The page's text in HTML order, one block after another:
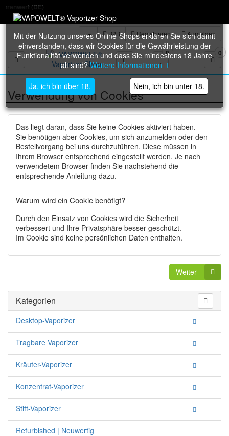
B2B Registrieren Anmelden
Toggle navigation
0 0
Mit der Nutzung unseres Online-Shops erklären Sie sich damit
einverstanden, dass wir Cookies für die Gewährleistung der
Funktionalität verwenden und dass Sie mindestens 18 Jahre
alt sind?Weitere Informationen
Ja, ich bin über 18. Nein, ich bin unter 18.
Verwendung von Cookies
Das liegt daran, dass Sie keine Cookies aktiviert haben.
Sie benötigen aber Cookies, um sich anzumelden oder den
Bestellvorgang bei uns durchzuführen. Diese müssen in
Ihrem Browser entsprechend eingestellt werden. Je nach
verwendetem Browser finden Sie nachstehend die
entsprechende Anleitung dazu.
Warum wird ein Cookie benötigt?
Durch den Einsatz von Cookies wird die Sicherheit
verbessert und Ihre Privatsphäre besser geschützt.
Im Cookie sind keine persönlichen Daten enthalten.
Weiter
Kategorien
Desktop-Vaporizer
Tragbare Vaporizer
Kräuter-Vaporizer
Konzentrat-Vaporizer
Stift-Vaporizer
Refurbished | Neuwertig